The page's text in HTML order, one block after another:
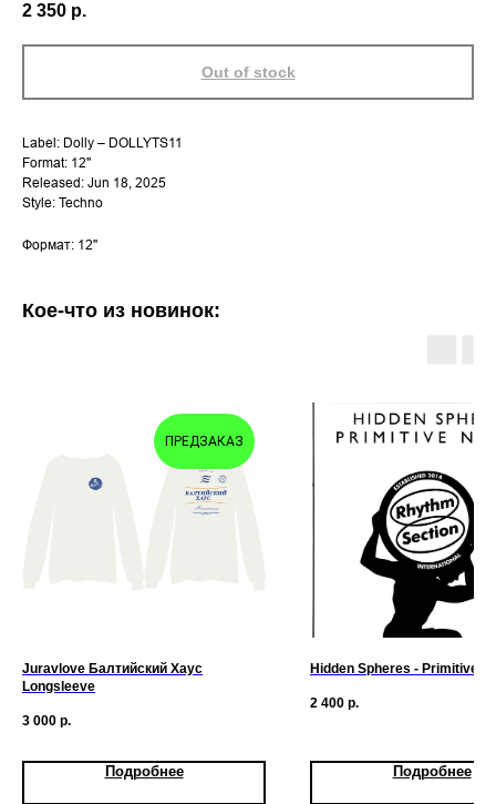
2 350 р.
Out of stock
Label: Dolly – DOLLYTS11
Format: 12"
Released: Jun 18, 2025
Style: Techno
Формат: 12''
Кое-что из новинок:
ПРЕДЗАКАЗ
Juravlove Балтийский Хаус
Longsleeve
3 000 р.
Подробнее
Hidden Spheres - Primitive
2 400 р.
Подробнее